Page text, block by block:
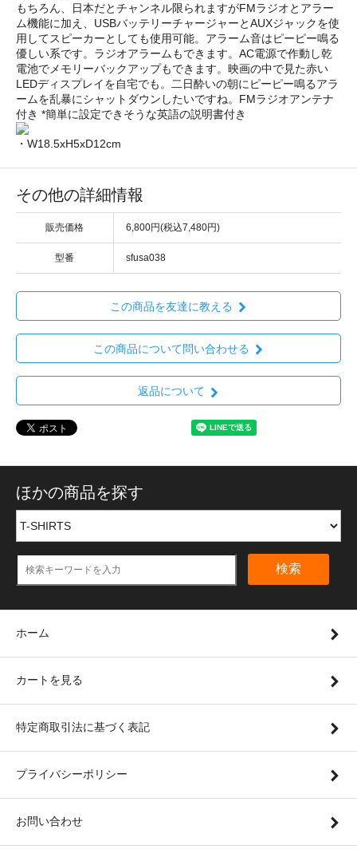
もちろん、日本だとチャンネル限られますがFMラジオとアラー
ム機能に加え、USBバッテリーチャージャーとAUXジャックを使
用してスピーカーとしても使用可能。アラーム音はピーピー鳴る
優しい系です。ラジオアラームもできます。AC電源で作動し乾
電池でメモリーバックアップもできます。映画の中で見た赤い
LEDディスプレイを自宅でも。二日酔いの朝にピーピー鳴るアラ
ームを乱暴にシャットダウンしたいですね。FMラジオアンテナ
付き *簡単に設定できそうな英語の説明書付き
・W18.5xH5xD12cm
その他の詳細情報
販売価格 6,800円(税込7,480円)
型番 sfusa038
この商品を友達に教える
この商品について問い合わせる
返品について
ほかの商品を探す
検索
ホーム
カートを見る
特定商取引法に基づく表記
プライバシーポリシー
お問い合わせ